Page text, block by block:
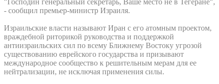
- сообщил премьер-министр Израиля.
Израильские власти называют Иран с его атомным проектом,
враждебной риторикой руководства и поддержкой
антиизраильских сил по всему Ближнему Востоку угрозой
существованию еврейского государства и призывают
международное сообщество к решительным мерам для ее
нейтрализации, не исключая применения силы.